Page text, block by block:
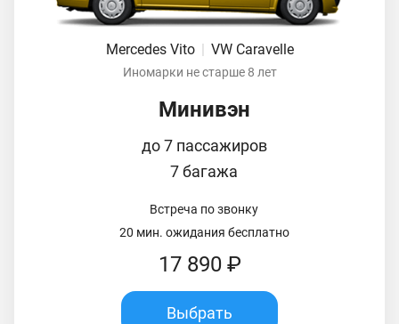
Mercedes Vito | VW Caravelle
Иномарки не старше 8 лет
Минивэн
до 7 пассажиров
7 багажа
Встреча по звонку
20 мин. ожидания бесплатно
17 890 ₽
Выбрать